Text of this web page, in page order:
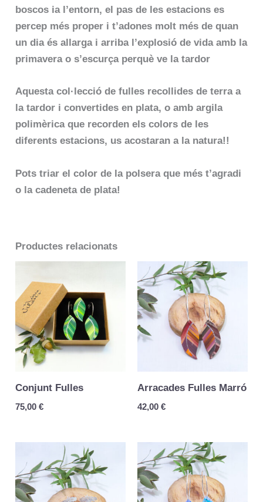
boscos ia l’entorn, el pas de les estacions es
percep més proper i t’adones molt més de quan
un dia és allarga i arriba l’explosió de vida amb la
primavera o s’escurça perquè ve la tardor
Aquesta col·lecció de fulles recollides de terra a
la tardor i convertides en plata, o amb argila
polimèrica que recorden els colors de les
diferents estacions, us acostaran a la natura!!
Pots triar el color de la polsera que més t’agradi
o la cadeneta de plata!
Productes relacionats
Conjunt Fulles
75,00€
Arracades Fulles Marró
42,00 €